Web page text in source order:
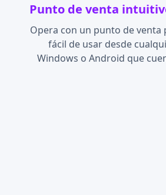
Punto de venta
Opera con un punto de venta
fácil de usar desde
Windows o Android que